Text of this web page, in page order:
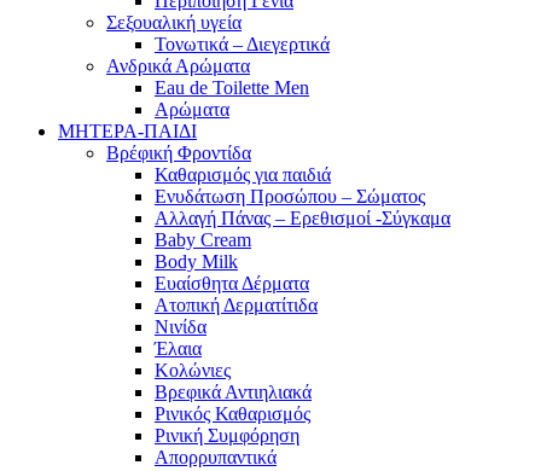
Σεξουαλική υγεία
Τονωτικά – Διεγερτικά
Ανδρικά Αρώματα
Eau de Toilette Men
Αρώματα
ΜΗΤΕΡΑ-ΠΑΙΔΙ
Βρέφική Φροντίδα
Καθαρισμός για παιδιά
Ενυδάτωση Προσώπου – Σώματος
Αλλαγή Πάνας – Ερεθισμοί -Σύγκαμα
Baby Cream
Body Milk
Ευαίσθητα Δέρματα
Ατοπική Δερματίτιδα
Νινίδα
Έλαια
Κολώνιες
Βρεφικά Αντιηλιακά
Ρινικός Καθαρισμός
Ρινική Συμφόρηση
Απορρυπαντικά